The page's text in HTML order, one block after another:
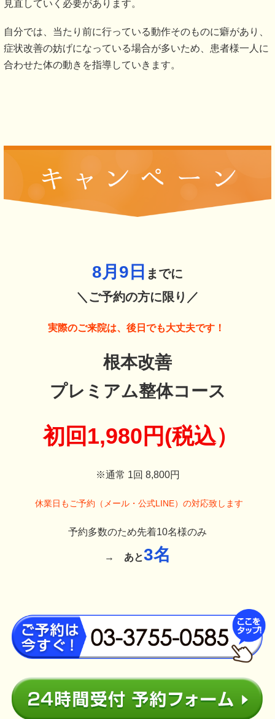
見直していく必要があります。
自分では、当たり前に行っている動作そのものに癖があり、
症状改善の妨げになっている場合が多いため、患者様一人に
合わせた体の動きを指導していきます。
8月9 日 までに
＼ご予約の方に限り／
実際のご来院は、後日でも大丈夫です！
根本改善
プレミアム整体コース
初回1,980円(税込）
※通常 1回 8,800円
休業日もご予約（メール・公式LINE）の対応致します
予約多数のため先着10名様のみ
→ あと3名